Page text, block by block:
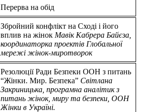
Перерва на обід
Збройний конфлікт на Сході і його
вплив на жінок Мавік Кабрера Байєза,
координаторка проектів Глобальної
мережі жінок-миротворок
Резолюції Ради Безпеки ООН з питань
“Жінки. Мир. Безпека” Світлана
Закриницька, програмна аналітик з
питань жінок, миру та безпеки, ООН
Жінки в Україні.